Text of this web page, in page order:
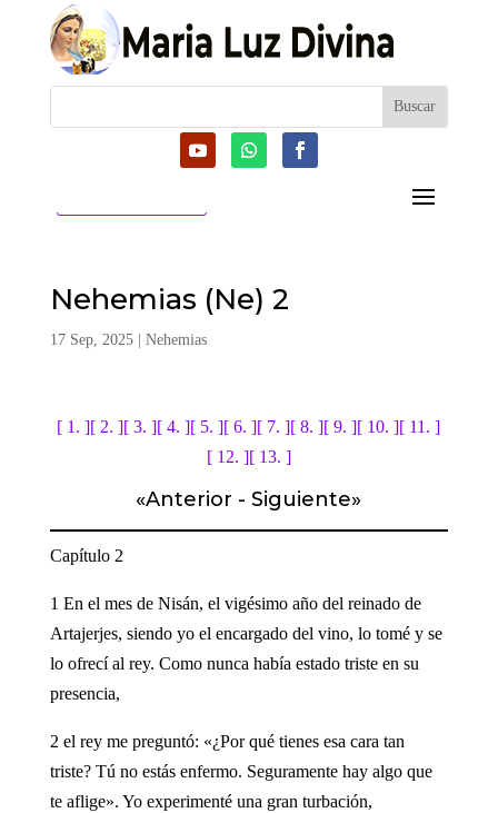
Nehemias (Ne) 2
17 Sep, 2025| Nehemias
[ 1. ][ 2. ][ 3. ][ 4. ][ 5. ][ 6. ][ 7. ][ 8. ][ 9. ][ 10. ][ 11. ]
[ 12. ][ 13. ]
«Anterior -Siguiente»
Capítulo 2
1 En el mes de Nisán, el vigésimo año del reinado de
Artajerjes, siendo yo el encargado del vino, lo tomé y se
lo ofrecí al rey. Como nunca había estado triste en su
presencia,
2 el rey me preguntó: «¿Por qué tienes esa cara tan
triste? Tú no estás enfermo. Seguramente hay algo que
te aflige». Yo experimenté una gran turbación,